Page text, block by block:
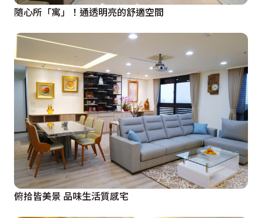
隨心所「寓」！通透明亮的舒適空間
俯拾皆美景 品味生活質感宅